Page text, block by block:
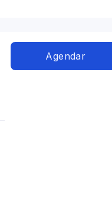
Agendar